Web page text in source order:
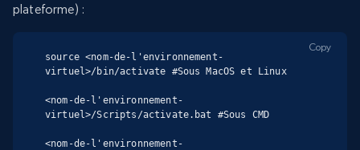
plateforme) :
source <nom-de-l'environnement-
virtuel>/bin/activate #Sous MacOS et Linux
<nom-de-l'environnement-
virtuel>/Scripts/activate.bat #Sous CMD
<nom-de-l'environnement-
Copy